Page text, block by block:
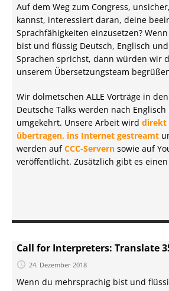
Auf dem Weg zum Congress,
kannst, interessiert daran, deine
Sprachfähigkeiten einzusetzen?
bist und flüssig Deutsch, Englisch
Sprachen sprichst, dann würden wir
unserem Übersetzungsteam
Wir dolmetschen ALLE Vorträge in
Deutsche Talks werden nach
umgekehrt. Unsere Arbeit wird direkt
übertragen, ins Internet gestreamt
werden aufCCC-Servern sowie auf
veröffentlicht. Zusätzlich gibt es
Call for Interpreters: Translate
24. Dezember 2018
Wenn du mehrsprachig bist und